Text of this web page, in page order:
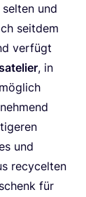
und
seit­dem
ver­fügt
, in
und
recy­cel­ten
für